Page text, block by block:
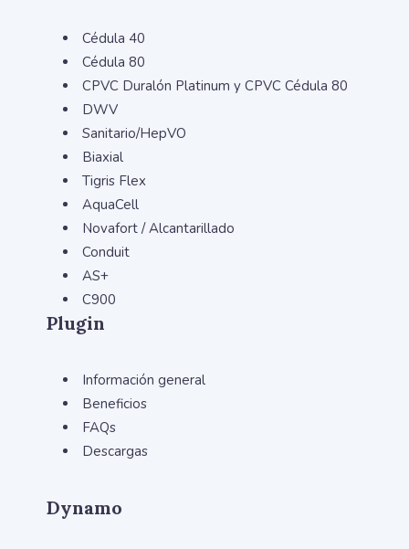
Cédula 40
Cédula 80
CPVC Duralón Platinum y CPVC Cédula 80
DWV
Sanitario/HepVO
Biaxial
Tigris Flex
AquaCell
Novafort / Alcantarillado
Conduit
AS+
C900
Plugin
Información general
Beneficios
FAQs
Descargas
Dynamo